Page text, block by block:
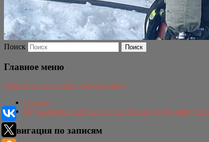
Поиск
Главное меню
Перейти к основному содержимому
Главная
Отдыхающий американец напугал медведя,
Навигация по записям